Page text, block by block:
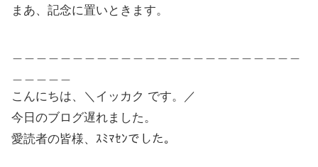
まあ、記念に置いときます。
こんにちは、＼イッカク です。／
今日のブログ遅れました。
愛読者の皆様、ｽﾐﾏｾﾝでした。